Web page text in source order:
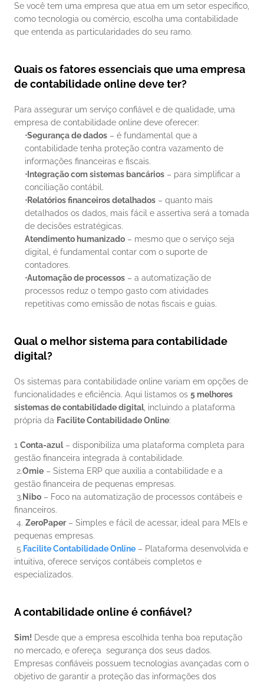
Se você tem uma empresa que atua em um setor específico,
como tecnologia ou comércio, escolha uma contabilidade
que entenda as particularidades do seu ramo.
Quais os fatores essenciais que uma empresa
de contabilidade online deve ter?
Para assegurar um serviço confiável e de qualidade, uma
empresa de contabilidade online deve oferecer:
Segurança de dados – é fundamental que a
contabilidade tenha proteção contra vazamento de
informações financeiras e fiscais.
Integração com sistemas bancários – para simplificar a
conciliação contábil.
Relatórios financeiros detalhados – quanto mais
detalhados os dados, mais fácil e assertiva será a tomada
de decisões estratégicas.
Atendimento humanizado – mesmo que o serviço seja
digital, é fundamental contar com o suporte de
contadores.
Automação de processos – a automatização de
processos reduz o tempo gasto com atividades
repetitivas como emissão de notas fiscais e guias.
Qual o melhor sistema para contabilidade
digital?
Os sistemas para contabilidade online variam em opções de
funcionalidades e eficiência. Aqui listamos os 5 melhores
sistemas de contabilidade digital, incluindo a plataforma
própria da Facilite Contabilidade Online:
1 Conta-azul – disponibiliza uma plataforma completa para
gestão financeira integrada à contabilidade.
2.Omie – Sistema ERP que auxilia a contabilidade e a
gestão financeira de pequenas empresas.
3. Nibo – Foco na automatização de processos contábeis e
financeiros.
4. ZeroPaper – Simples e fácil de acessar, ideal para MEIs e
pequenas empresas.
5. Facilite Contabilidade Online – Plataforma desenvolvida e
intuitiva, oferece serviços contábeis completos e
especializados.
A contabilidade online é confiável?
Sim! Desde que a empresa escolhida tenha boa reputação
no mercado, e ofereça  segurança dos seus dados.
Empresas confiáveis possuem tecnologias avançadas com o
objetivo de garantir a proteção das informações dos